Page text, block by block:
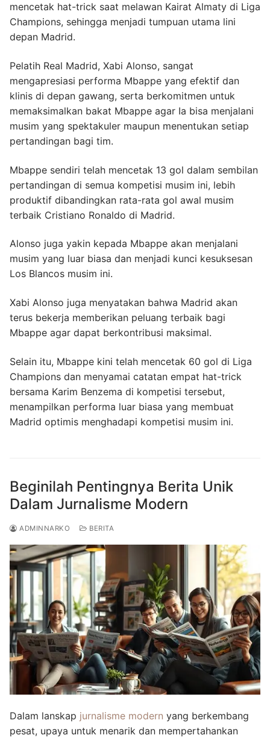
mencetak hat-trick saat melawan Kairat Almaty di Liga
Champions, sehingga menjadi tumpuan utama lini
depan Madrid.
Pelatih Real Madrid, Xabi Alonso, sangat
mengapresiasi performa Mbappe yang efektif dan
klinis di depan gawang, serta berkomitmen untuk
memaksimalkan bakat Mbappe agar Ia bisa menjalani
musim yang spektakuler maupun menentukan setiap
pertandingan bagi tim.
Mbappe sendiri telah mencetak 13 gol dalam sembilan
pertandingan di semua kompetisi musim ini, lebih
produktif dibandingkan rata-rata gol awal musim
terbaik Cristiano Ronaldo di Madrid.
Alonso juga yakin kepada Mbappe akan menjalani
musim yang luar biasa dan menjadi kunci kesuksesan
Los Blancos musim ini.
Xabi Alonso juga menyatakan bahwa Madrid akan
terus bekerja memberikan peluang terbaik bagi
Mbappe agar dapat berkontribusi maksimal.
Selain itu, Mbappe kini telah mencetak 60 gol di Liga
Champions dan menyamai catatan empat hat-trick
bersama Karim Benzema di kompetisi tersebut,
menampilkan performa luar biasa yang membuat
Madrid optimis menghadapi kompetisi musim ini.
Beginilah Pentingnya Berita Unik
Dalam Jurnalisme Modern
ADMINNARKO BERITA
Dalam lanskap jurnalisme modern yang berkembang
pesat, upaya untuk menarik dan mempertahankan